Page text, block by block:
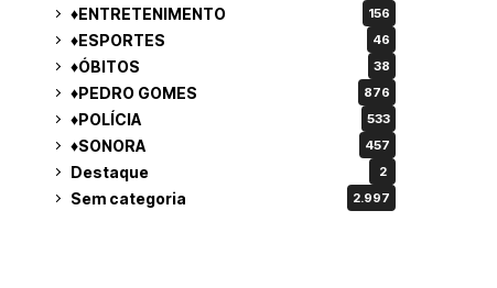
♦ENTRETENIMENTO 156
♦ESPORTES 46
♦ÓBITOS 38
♦PEDRO GOMES 876
♦POLÍCIA 533
♦SONORA 457
Destaque 2
Sem categoria 2.997